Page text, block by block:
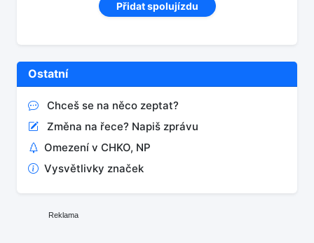
Přidat spolujízdu
Ostatní
Chceš se na něco zeptat?
Změna na řece? Napiš zprávu
Omezení v CHKO, NP
Vysvětlivky značek
Reklama